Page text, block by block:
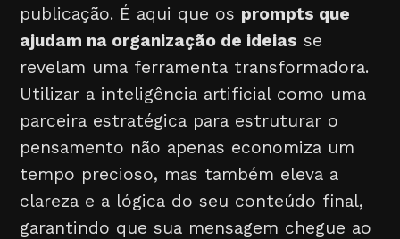
publicação. É aqui que os prompts que
ajudam na organização de ideias se
revelam uma ferramenta transformadora.
Utilizar a inteligência artificial como uma
parceira estratégica para estruturar o
pensamento não apenas economiza um
tempo precioso, mas também eleva a
clareza e a lógica do seu conteúdo final,
garantindo que sua mensagem chegue ao